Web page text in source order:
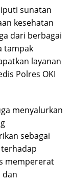
sunatan
kesehatan
dari berbagai
tampak
layanan
Polres OKI
menyalurkan
sebagai
mempererat
dan